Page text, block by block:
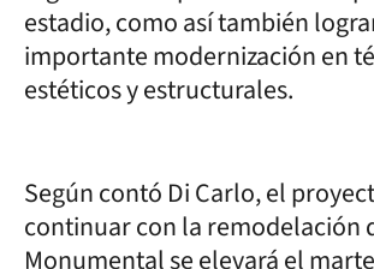
estadio, como así también
importante modernización en
estéticos y estructurales.
Según contó Di Carlo, el
continuar con la remodelación
Monumental se elevará el